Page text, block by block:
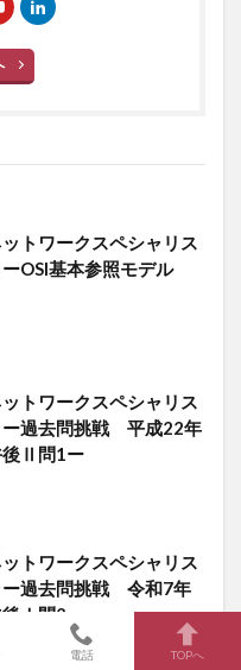
トワークスペシャリス
ーOSI基本参照モデル
トワークスペシャリス
ー過去問挑戦 平成22年
後Ⅱ問1ー
トワークスペシャリス
ー過去問挑戦 令和7年
後Ⅰ問2ー
電話 TOPへ